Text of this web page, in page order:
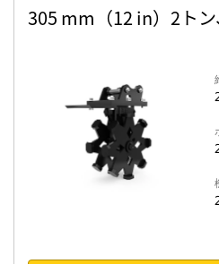
305 mm（12 in）2ト